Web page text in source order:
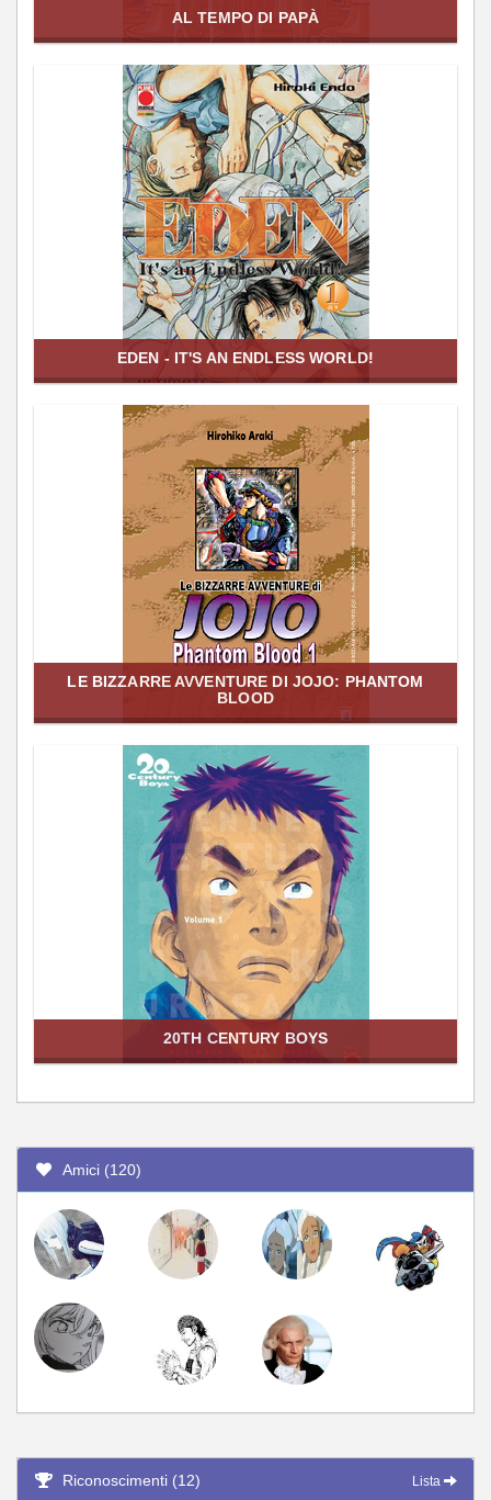
AL TEMPO DI PAPÀ
EDEN - IT'S AN ENDLESS WORLD!
LE BIZZARRE AVVENTURE DI JOJO: PHANTOM
BLOOD
20TH CENTURY BOYS
Amici (120)
Riconoscimenti (12) Lista